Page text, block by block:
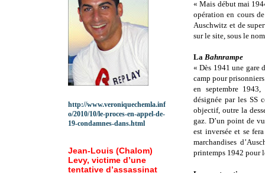
« Mais début mai
opération en cours
Auschwitz et de
sur le site, sous le
La Bahnrampe
« Dès 1941 une gare
camp pour
en septembre
désignée par les SS
objectif, outre la
gaz. D’un point de
est inversée et se
marchandises
printemps 1942 pour
http://www.veroniquechemla.inf
o/2010/10/le-proces-en-appel-de-
19-condamnes-dans.html
Jean-Louis (Chalom)
Levy, victime d’une
tentative d’assassinat